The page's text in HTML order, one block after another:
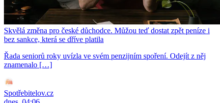
Skvělá změna pro české důchodce. Můžou teď dostat zpět peníze i
bez sankce, která se dříve platila
Řada seniorů roky uvízla ve svém penzijním spoření. Odejít z něj
znamenalo […]
Spotřebitelov.cz